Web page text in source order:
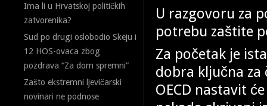
Ima li u Hrvatskoj političkih
zatvorenika?
Sud po drugi oslobodio Skeju i
12 HOS-ovaca zbog
pozdrava “Za dom spremni”
Zašto ekstremni ljevičarski
novinari ne podnose
U razgovoru za
potrebu zaštite
Za početak je
dobra ključna
OECD nastavit